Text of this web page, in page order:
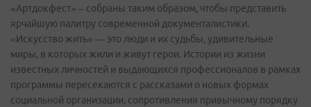
«Артдокфест» – собраны таким образом, чтобы представить
ярчайшую палитру современной документалистики.
«Искусство жить» — это люди и их судьбы, удивительные
миры, в которых жили и живут герои. Истории из жизни
известных личностей и выдающихся профессионалов в рамках
программы пересекаются с рассказами о новых формах
социальной организации, сопротивления привычному порядку